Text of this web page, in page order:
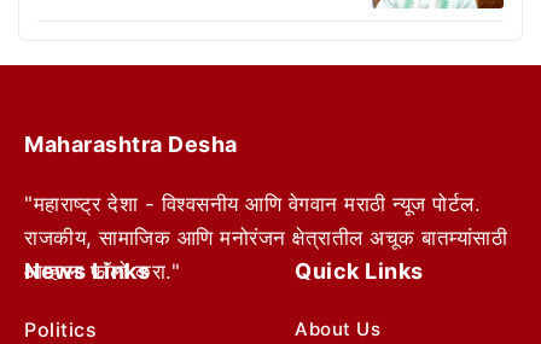
Maharashtra Desha
"महाराष्ट्र देशा - विश्वसनीय आणि वेगवान मराठी न्यूज पोर्टल.
राजकीय, सामाजिक आणि मनोरंजन क्षेत्रातील अचूक बातम्यांसाठी
आम्हाला फॉलो करा."
News Links
Politics
Quick Links
About Us